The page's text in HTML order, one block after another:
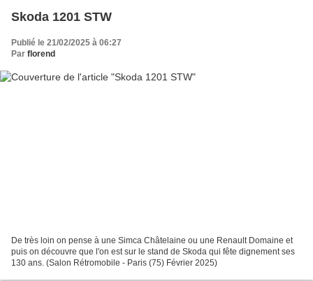
Skoda 1201 STW
Publié le 21/02/2025 à 06:27
Par florend
De très loin on pense à une Simca Châtelaine ou une Renault Domaine et
puis on découvre que l'on est sur le stand de Skoda qui fête dignement ses
130 ans. (Salon Rétromobile - Paris (75) Février 2025)